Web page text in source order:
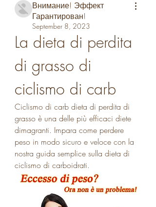
Внимание! Эффект
Гарантирован!
September 8, 2023
La dieta di perdita
di grasso di
ciclismo di carb
Ciclismo di carb dieta di perdita di
grasso è una delle più efficaci diete
dimagranti. Impara come perdere
peso in modo sicuro e veloce con la
nostra guida semplice sulla dieta di
ciclismo di carboidrati.